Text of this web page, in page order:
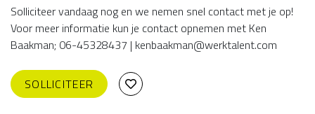
Solliciteer vandaag nog en we nemen snel contact met je op!
Voor meer informatie kun je contact opnemen met Ken
Baakman; 06-45328437 | kenbaakman@werktalent.com
SOLLICITEER